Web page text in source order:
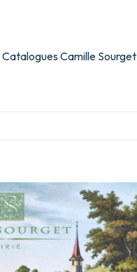
Catalogues Camille Sourget